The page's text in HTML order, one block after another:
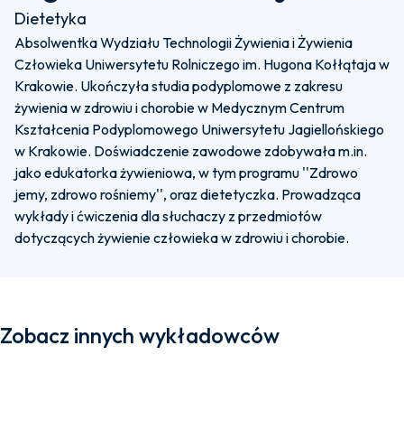
Dietetyka
Absolwentka Wydziału Technologii Żywienia i Żywienia
Człowieka Uniwersytetu Rolniczego im. Hugona Kołłątaja w
Krakowie. Ukończyła studia podyplomowe z zakresu
żywienia w zdrowiu i chorobie w Medycznym Centrum
Kształcenia Podyplomowego Uniwersytetu Jagiellońskiego
w Krakowie. Doświadczenie zawodowe zdobywała m.in.
jako edukatorka żywieniowa, w tym programu ''Zdrowo
jemy, zdrowo rośniemy'', oraz dietetyczka. Prowadząca
wykłady i ćwiczenia dla słuchaczy z przedmiotów
dotyczących żywienie człowieka w zdrowiu i chorobie.
Zobacz innych wykładowców